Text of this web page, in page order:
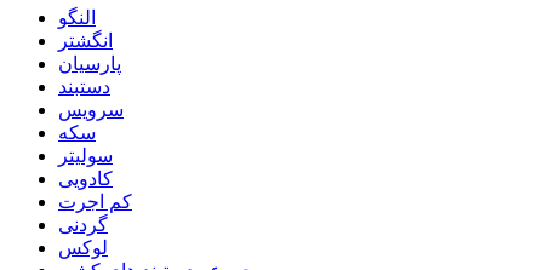
النگو
انگشتر
پارسیان
دستبند
سرویس
سکه
سولیتر
کادویی
کم اجرت
گردنی
لوکس